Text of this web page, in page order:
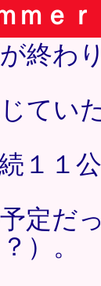
ｍｅ
終わ
てい
１１
定だ
）。